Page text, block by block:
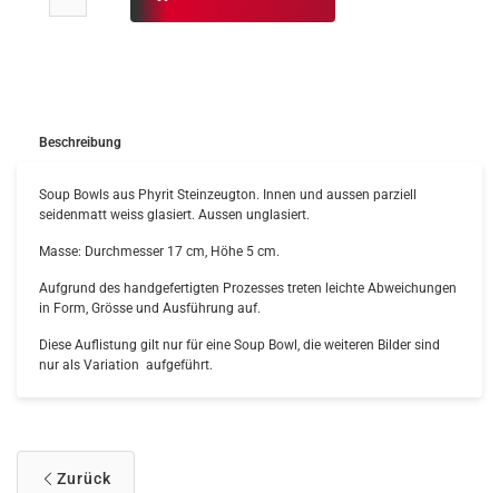
Beschreibung
Soup Bowls aus Phyrit Steinzeugton. Innen und aussen parziell
seidenmatt weiss glasiert. Aussen unglasiert.
Masse: Durchmesser 17 cm, Höhe 5 cm.
Aufgrund des handgefertigten Prozesses treten leichte Abweichungen
in Form, Grösse und Ausführung auf.
Diese Auflistung gilt nur für eine Soup Bowl, die weiteren Bilder sind
nur als Variation aufgeführt.
Zurück